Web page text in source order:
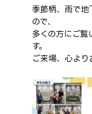
季節柄、雨で地
ので、
多くの方にご覧
す。
ご来場、心より